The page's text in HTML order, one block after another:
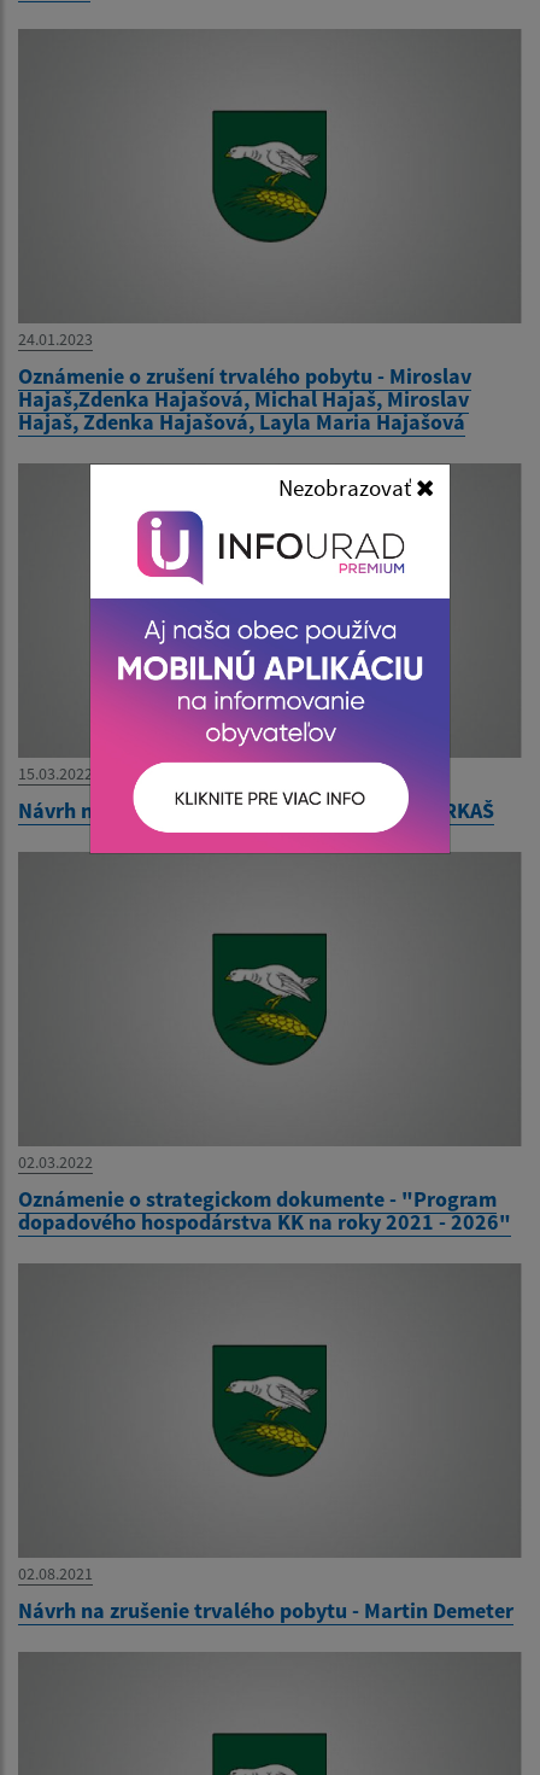
24.01.2023
Oznámenie o zrušení trvalého pobytu - Miroslav
Hajaš,Zdenka Hajašová, Michal Hajaš, Miroslav
Hajaš, Zdenka Hajašová, Layla Maria Hajašová
15.03.2022
Návrh na zrušenie trvalého pobytu - Milan FARKAŠ
02.03.2022
Oznámenie o strategickom dokumente - "Program
dopadového hospodárstva KK na roky 2021 - 2026"
02.08.2021
Návrh na zrušenie trvalého pobytu - Martin Demeter
Nezobrazovať